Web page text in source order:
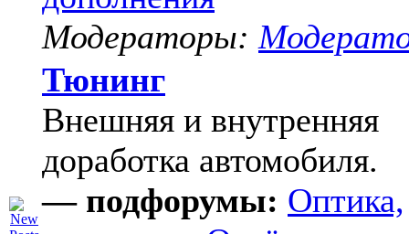
Модераторы:
Тюнинг
Внешняя и внутренняя
доработка автомобиля.
— подфорумы: Оптика,